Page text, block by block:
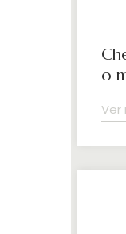
o
Ver